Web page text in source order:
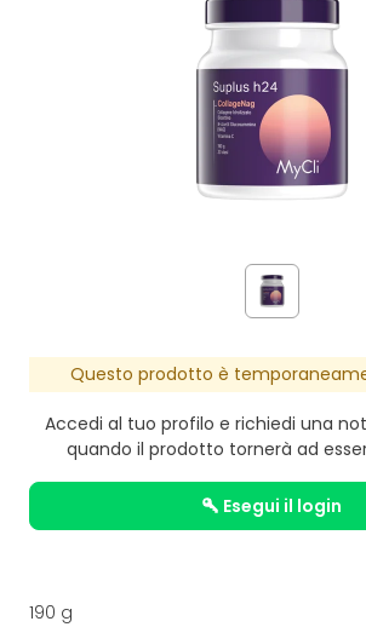
Questo prodotto è
Accedi al tuo profilo e richiedi una
quando il prodotto tornerà ad
esegui il login
190 g